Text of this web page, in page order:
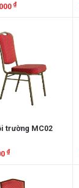
₫
trường MC02
₫